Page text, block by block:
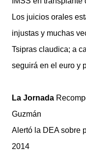
Los juicios orales
injustas y muchas
Tsipras claudica; a
seguirá en el euro y
La Jornada
Guzmán
Alertó la DEA sobre
2014